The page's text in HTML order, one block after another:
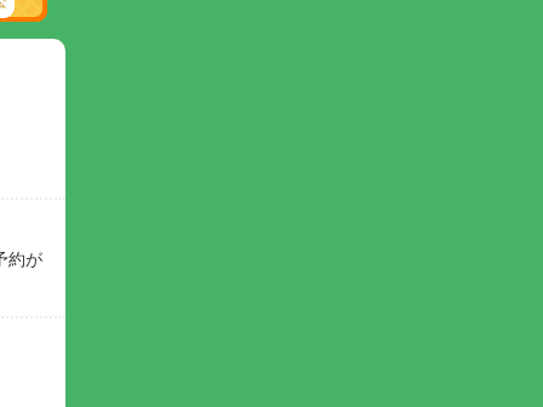
約が